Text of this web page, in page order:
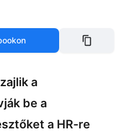
a
be a
a HR-re